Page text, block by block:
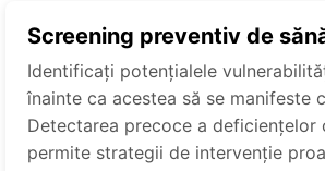
Screening preventiv de
Identificați potențialele
înainte ca acestea să se manifeste
Detectarea precoce a deficiențelor
permite strategii de intervenție